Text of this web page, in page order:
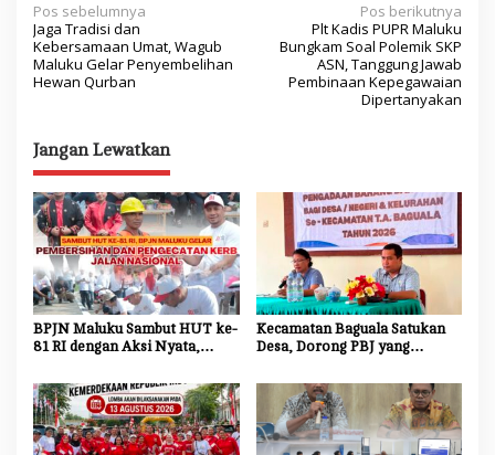
N
a
v
g
a
s
i
p
o
s
Pos sebelumnya
Jaga Tradisi dan
Kebersamaan Umat, Wagub
Maluku Gelar Penyembelihan
Hewan Qurban
Pos berikutnya
Plt Kadis PUPR Maluku
Bungkam Soal Polemik SKP
ASN, Tanggung Jawab
Pembinaan Kepegawaian
Dipertanyakan
Jangan Lewatkan
BPJN Maluku Sambut HUT ke-
81 RI dengan Aksi Nyata,
Jalan Nasional
Kecamatan Baguala Satukan
Desa, Dorong PBJ yang